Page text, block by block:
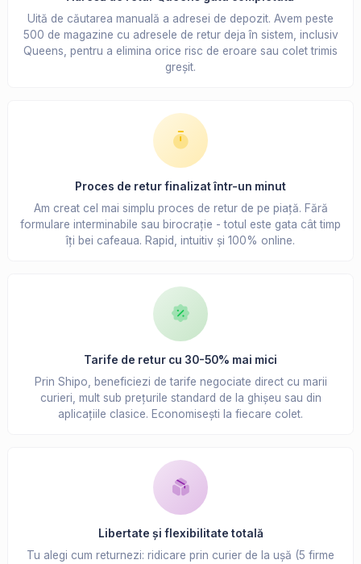
Uită de căutarea manuală a adresei de depozit. Avem peste
500 de magazine cu adresele de retur deja în sistem, inclusiv
Queens, pentru a elimina orice risc de eroare sau colet trimis
greșit.
Proces de retur finalizat într-un minut
Am creat cel mai simplu proces de retur de pe piață. Fără
formulare interminabile sau birocrație - totul este gata cât timp
îți bei cafeaua. Rapid, intuitiv și 100% online.
Tarife de retur cu 30-50% mai mici
Prin Shipo, beneficiezi de tarife negociate direct cu marii
curieri, mult sub prețurile standard de la ghișeu sau din
aplicațiile clasice. Economisești la fiecare colet.
Libertate și flexibilitate totală
Tu alegi cum returnezi: ridicare prin curier de la ușă (5 firme